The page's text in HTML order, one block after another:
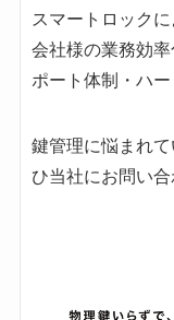
スマートロック
会社様の業務効
ポート体制・ハー
鍵管理に悩まれ
ひ当社にお問い合